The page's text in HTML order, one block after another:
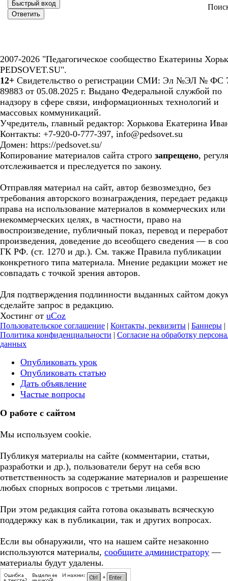
2007-2026 "Педагогическое сообщество Екатерины
PEDSOVET.SU".
12+ Свидетельство о регистрации СМИ: Эл №ЭЛ № ФС
89883 от 05.08.2025 г. Выдано Федеральной службой по
надзору в сфере связи, информационных технологий и
массовых коммуникаций.
Учредитель, главный редактор: Хорькова Екатерина
Контакты: +7-920-0-777-397, info@pedsovet.su
Домен: https://pedsovet.su/
Копирование материалов сайта строго запрещено,
отслеживается и преследуется по закону.
Отправляя материал на сайт, автор безвозмездно, без
требования авторского вознаграждения, передает
права на использование материалов в коммерческих или
некоммерческих целях, в частности, право на
воспроизведение, публичный показ, перевод и
произведения, доведение до всеобщего сведения — в
ГК РФ. (ст. 1270 и др.). См. также Правила публикации
конкретного типа материала. Мнение редакции может не
совпадать с точкой зрения авторов.
Для подтверждения подлинности выданных сайтом
сделайте запрос в редакцию.
Хостинг от uCoz
Пользовательское соглашение | Контакты, реквизиты | Баннеры |
Политика конфиденциальности | Согласие на обработку
данных
Опубликовать урок
Опубликовать статью
Дать объявление
Частые вопросы
О работе с сайтом
Мы используем cookie.
Публикуя материалы на сайте (комментарии, статьи,
разработки и др.), пользователи берут на себя всю
ответственность за содержание материалов и разрешение
любых спорных вопросов с третьми лицами.
При этом редакция сайта готова оказывать всяческую
поддержку как в публикации, так и других вопросах.
Если вы обнаружили, что на нашем сайте незаконно
используются материалы, сообщите администратору —
материалы будут удалены.